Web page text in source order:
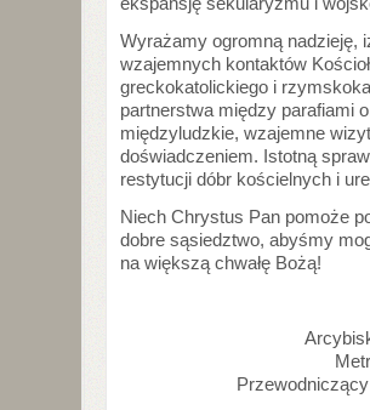
Wyrażamy ogromną nadzieję,
wzajemnych kontaktów
greckokatolickiego i
partnerstwa między parafiami
międzyludzkie, wzajemne
doświadczeniem. Istotną
restytucji dóbr kościelnych i
Niech Chrystus Pan pomoże
dobre sąsiedztwo, abyśmy
na większą chwałę Bożą!